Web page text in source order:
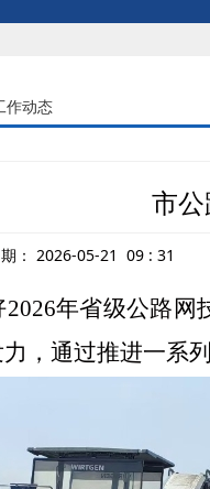
作动态
市
： 2026-05-21 09 : 31
2026年省级公路网
，通过推进一系